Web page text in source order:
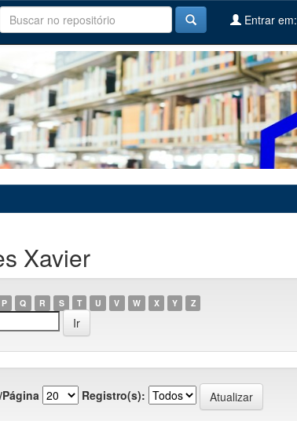
Entrar em:
Xavier
P Q R S T U V W X Y Z
Registro(s):